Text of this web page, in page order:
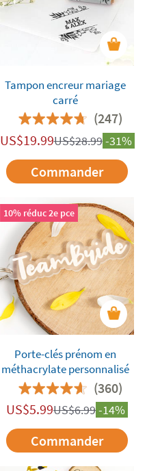
Tampon encreur mariage
carré
(247)
US$19.99US$28.99-31%
Commander
10% réduc 2e pce
Porte-clés prénom en
méthacrylate personnalisé
(360)
US$5.99US$6.99-14%
Commander